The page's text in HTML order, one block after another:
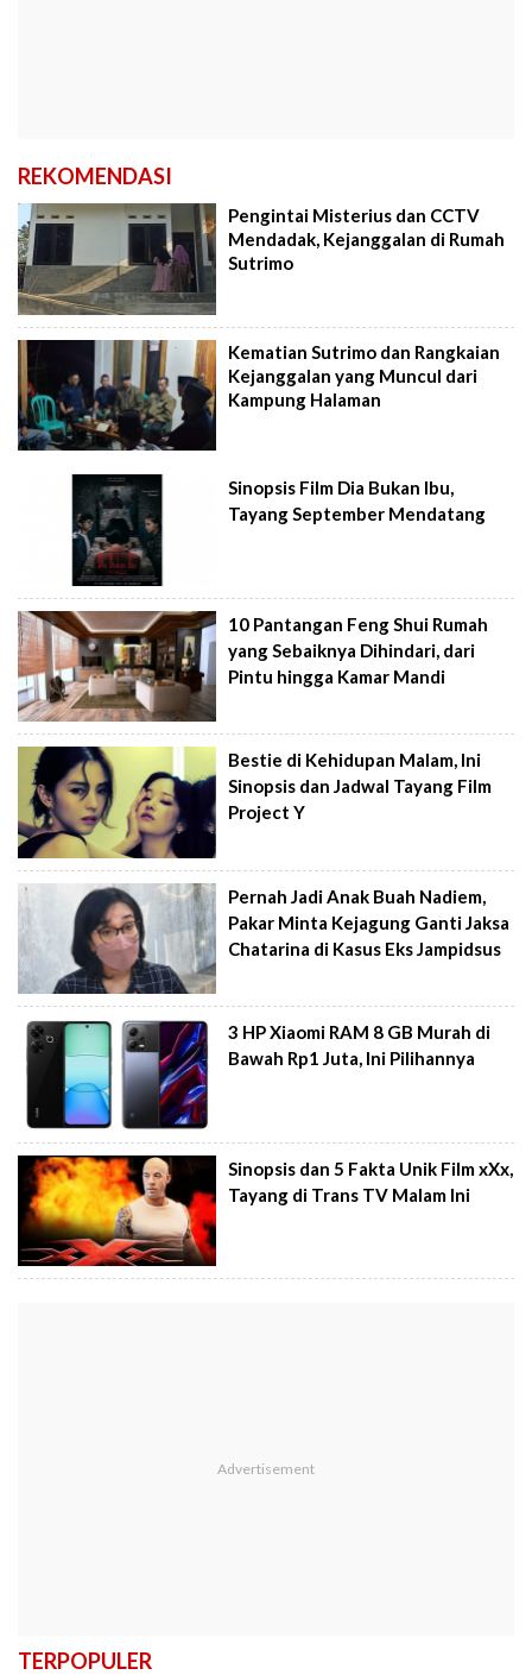
REKOMENDASI
Pengintai Misterius dan CCTV
Mendadak, Kejanggalan di Rumah
Sutrimo
Kematian Sutrimo dan Rangkaian
Kejanggalan yang Muncul dari
Kampung Halaman
Sinopsis Film Dia Bukan Ibu,
Tayang September Mendatang
10 Pantangan Feng Shui Rumah
yang Sebaiknya Dihindari, dari
Pintu hingga Kamar Mandi
Bestie di Kehidupan Malam, Ini
Sinopsis dan Jadwal Tayang Film
Project Y
Pernah Jadi Anak Buah Nadiem,
Pakar Minta Kejagung Ganti Jaksa
Chatarina di Kasus Eks Jampidsus
3 HP Xiaomi RAM 8 GB Murah di
Bawah Rp1 Juta, Ini Pilihannya
Sinopsis dan 5 Fakta Unik Film xXx,
Tayang di Trans TV Malam Ini
TERPOPULER